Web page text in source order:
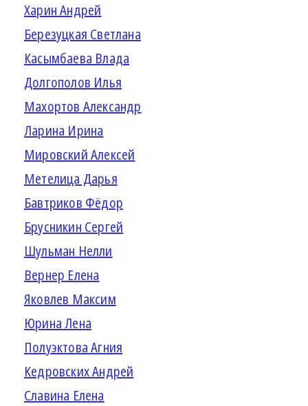
Харин Андрей
Березуцкая Светлана
Касымбаева Влада
Долгополов Илья
Махортов Александр
Ларина Ирина
Мировский Алексей
Метелица Дарья
Бавтриков Фёдор
Брусникин Сергей
Шульман Нелли
Вернер Елена
Яковлев Максим
Юрина Лена
Полуэктова Агния
Кедровских Андрей
Славина Елена